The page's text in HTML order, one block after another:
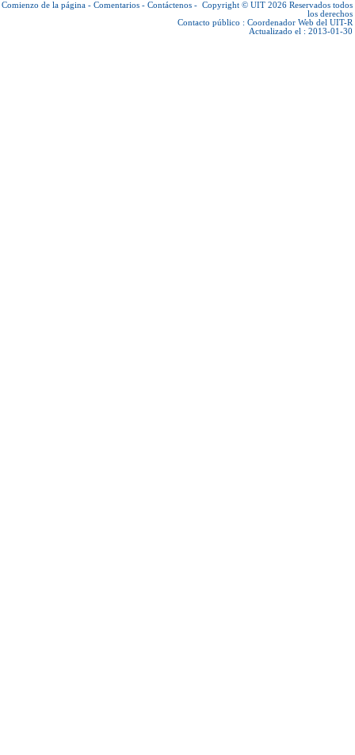
Comienzo de la página - Comentarios - Contáctenos - Copyright © UIT 2026 Reservados todos
los derechos
Contacto público : Coordenador Web del UIT-R
Actualizado el : 2013-01-30